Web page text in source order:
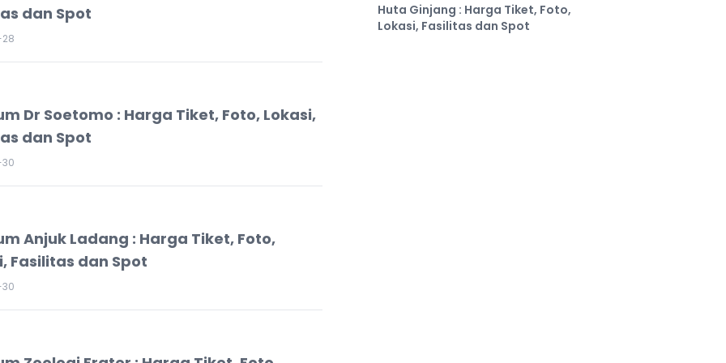
dan Spot
Dr Soetomo : Harga Tiket, Foto, Lokasi,
dan Spot
Anjuk Ladang : Harga Tiket, Foto,
Fasilitas dan Spot
Huta Ginjang : Harga Tiket, Foto,
Lokasi, Fasilitas dan Spot